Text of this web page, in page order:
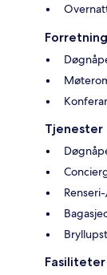
Tjenester
Fasiliteter